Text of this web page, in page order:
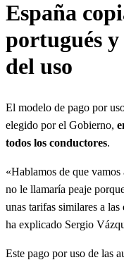
España
portugués
del uso
El modelo de pago por
elegido por el Gobierno,
todos los conductores.
«Hablamos de que
no le llamaría peaje
unas tarifas similares a
ha explicado Sergio
Este pago por uso de las